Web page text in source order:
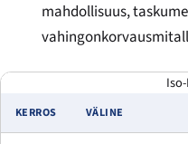
mahdollisuus,
KERROS VÄLINE